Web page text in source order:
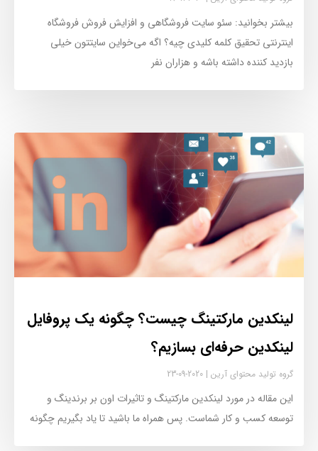
بیشتر بخوانید: سئو سایت فروشگاهی و افزایش فروش فروشگاه
اینترنتی تحقیق کلمه کلیدی چیه؟ اگه می‌خواین سایتتون خیلی
بازدید کننده داشته باشه و هزاران نفر
لینکدین مارکتینگ چیست؟ چگونه یک پروفایل
لینکدین حرفه‌ای بسازیم؟
گروه تولید محتوای آرین
این مقاله در مورد لینکدین مارکتینگ و تاثیرات اون بر برندینگ و
توسعه کسب و کار شماست. پس همراه ما باشید تا یاد بگیریم چگونه